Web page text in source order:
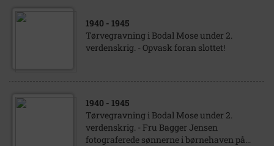
1940 - 1945
Tørvegravning i Bodal Mose under 2.
verdenskrig. - Opvask foran slottet!
1940 - 1945
Tørvegravning i Bodal Mose under 2.
verdenskrig. - Fru Bagger Jensen
fotograferede sønnerne i børnehaven på...